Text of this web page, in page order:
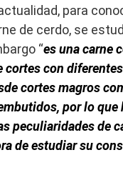
para
de cerdo, se
“es una carne
con
cortes magros
por lo que
peculiaridades de
de estudiar su